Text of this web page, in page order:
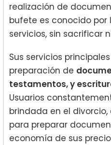
realización de
bufete es conocido por
servicios, sin sacrificar
Sus servicios
preparación de
testamentos, y
Usuarios
brindada en el
para preparar
economía de sus